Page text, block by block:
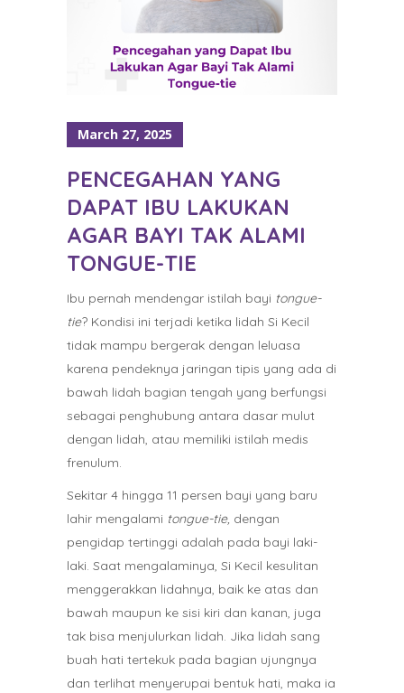
March 27, 2025
PENCEGAHAN YANG
DAPAT IBU LAKUKAN
AGAR BAYI TAK ALAMI
TONGUE-TIE
Ibu pernah mendengar istilah bayi tongue-
tie? Kondisi ini terjadi ketika lidah Si Kecil
tidak mampu bergerak dengan leluasa
karena pendeknya jaringan tipis yang ada di
bawah lidah bagian tengah yang berfungsi
sebagai penghubung antara dasar mulut
dengan lidah, atau memiliki istilah medis
frenulum.
Sekitar 4 hingga 11 persen bayi yang baru
lahir mengalami tongue-tie, dengan
pengidap tertinggi adalah pada bayi laki-
laki. Saat mengalaminya, Si Kecil kesulitan
menggerakkan lidahnya, baik ke atas dan
bawah maupun ke sisi kiri dan kanan, juga
tak bisa menjulurkan lidah. Jika lidah sang
buah hati tertekuk pada bagian ujungnya
dan terlihat menyerupai bentuk hati, maka ia